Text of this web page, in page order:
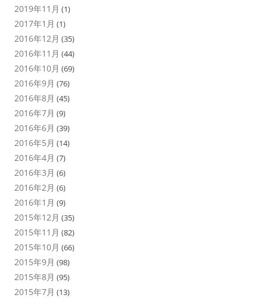
2019年11月 (1)
2017年1月 (1)
2016年12月 (35)
2016年11月 (44)
2016年10月 (69)
2016年9月 (76)
2016年8月 (45)
2016年7月 (9)
2016年6月 (39)
2016年5月 (14)
2016年4月 (7)
2016年3月 (6)
2016年2月 (6)
2016年1月 (9)
2015年12月 (35)
2015年11月 (82)
2015年10月 (66)
2015年9月 (98)
2015年8月 (95)
2015年7月 (13)